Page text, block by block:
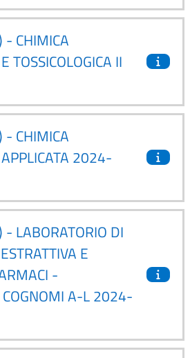
CHIMICA
TOSSICOLOGICA II
CHIMICA
2024-
LABORATORIO DI
E
-
A-L 2024-